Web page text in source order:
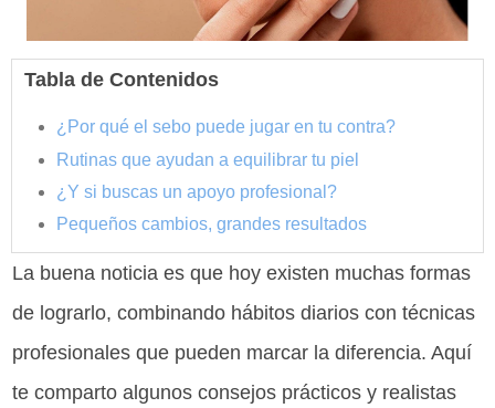
Tabla de Contenidos
¿Por qué el sebo puede jugar en tu contra?
Rutinas que ayudan a equilibrar tu piel
¿Y si buscas un apoyo profesional?
Pequeños cambios, grandes resultados
La buena noticia es que hoy existen muchas formas
de lograrlo, combinando hábitos diarios con técnicas
profesionales que pueden marcar la diferencia. Aquí
te comparto algunos consejos prácticos y realistas